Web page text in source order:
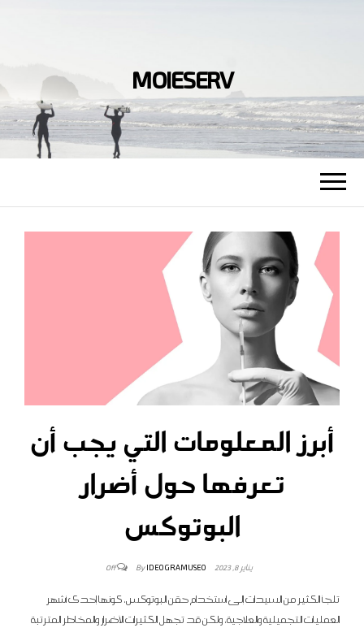
MOIESERV
أبرز المعلومات التي يجب أن
تعرفها حول أضرار
البوتوكس
يناير 8, 2023 Off By IDEOGRAMUSEO
تلجأ الكثير من السيدات إلى استخدام حقن البوتوكس، كونها إحدى أشهر
العمليات التجميلية والعلاجية، ولكن قد تجهل الكثيرات الأضرار والمخاطر المترتبة